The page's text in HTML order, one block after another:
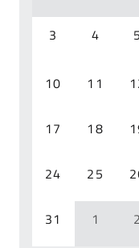
3 4 5
10 11
17 18
24 25
31 1 2